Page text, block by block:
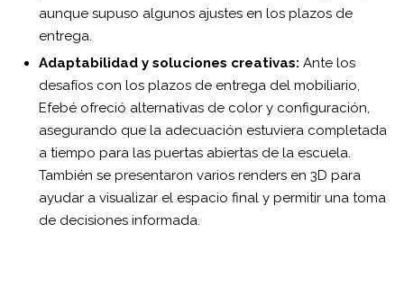
aunque supuso algunos ajustes en los plazos de
entrega.
Adaptabilidad y soluciones creativas: Ante los
desafíos con los plazos de entrega del mobiliario,
Efebé ofreció alternativas de color y configuración,
asegurando que la adecuación estuviera completada
a tiempo para las puertas abiertas de la escuela.
También se presentaron varios renders en 3D para
ayudar a visualizar el espacio final y permitir una toma
de decisiones informada.